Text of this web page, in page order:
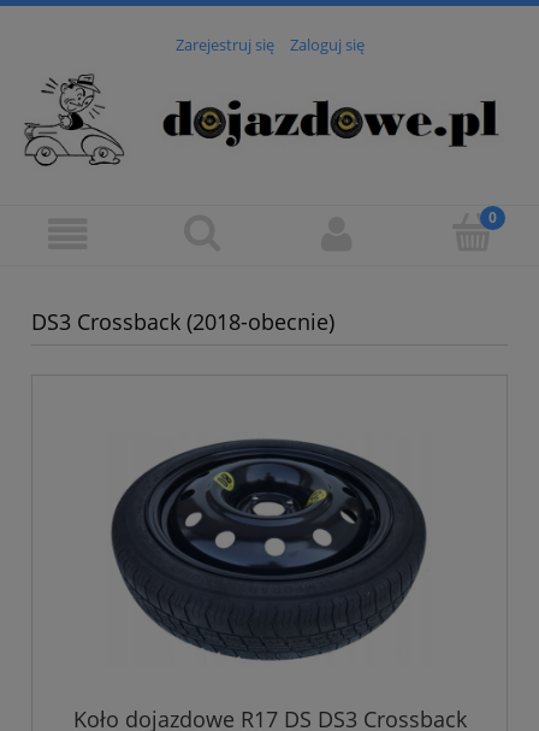
Zarejestruj się Zaloguj się
DS3 Crossback (2018-obecnie)
Koło dojazdowe R17 DS DS3 Crossback